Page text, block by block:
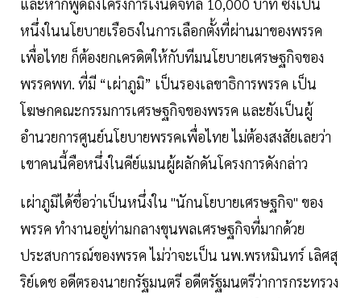
หนึ่งในนโยบายเรือธงในการเลือกตั้งที่ผ่านมาของพรรค
เพื่อไทย ก็ต้องยกเครดิตให้กับทีมนโยบายเศรษฐกิจของ
พรรคพท. ที่มี “เผ่าภูมิ” เป็นรองเลขาธิการพรรค เป็น
โฆษกคณะกรรมการเศรษฐกิจของพรรค และยังเป็นผู้
อำนวยการศูนย์นโยบายพรรคเพื่อไทย ไม่ต้องสงสัยเลยว่า
เขาคนนี้คือหนึ่งในคีย์แมนผู้ผลักดันโครงการดังกล่าว
เผ่าภูมิได้ชื่อว่าเป็นหนึ่งใน "นักนโยบายเศรษฐกิจ" ของ
พรรค ทำงานอยู่ท่ามกลางขุนพลเศรษฐกิจที่มากด้วย
ประสบการณ์ของพรรค ไม่ว่าจะเป็น นพ.พรหมินทร์ เลิศสุ
ริย์เดช อดีตรองนายกรัฐมนตรี อดีตรัฐมนตรีว่าการกระทรวง